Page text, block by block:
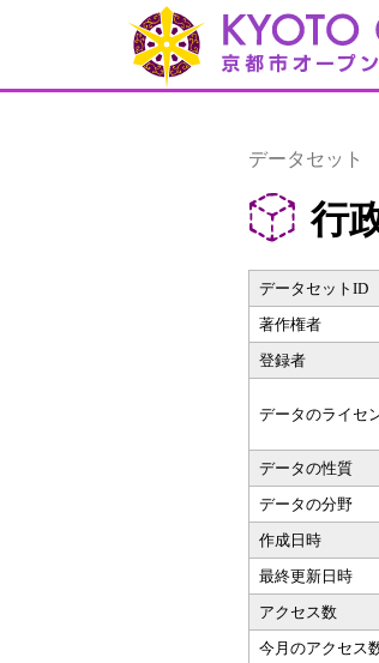
データセット
行
データセットID
著作権者
登録者
データのライセ
データの性質
データの分野
作成日時
最終更新日時
アクセス数
今月のアクセス